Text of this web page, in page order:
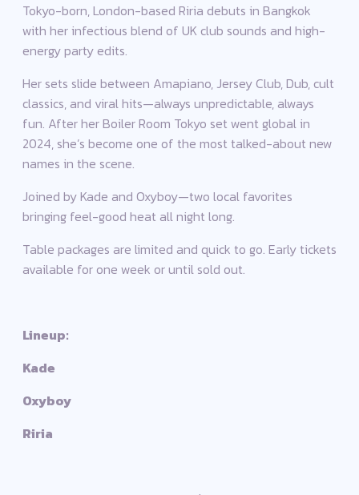
Tokyo-born, London-based Riria debuts in Bangkok
with her infectious blend of UK club sounds and high-
energy party edits.
Her sets slide between Amapiano, Jersey Club, Dub, cult
classics, and viral hits—always unpredictable, always
fun. After her Boiler Room Tokyo set went global in
2024, she’s become one of the most talked-about new
names in the scene.
Joined by Kade and Oxyboy—two local favorites
bringing feel-good heat all night long.
Table packages are limited and quick to go. Early tickets
available for one week or until sold out.
Lineup:
Kade
Oxyboy
Riria